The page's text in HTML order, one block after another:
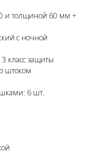
и толщиной 60 мм +
с ночной
класс защиты
штоком
6 шт.